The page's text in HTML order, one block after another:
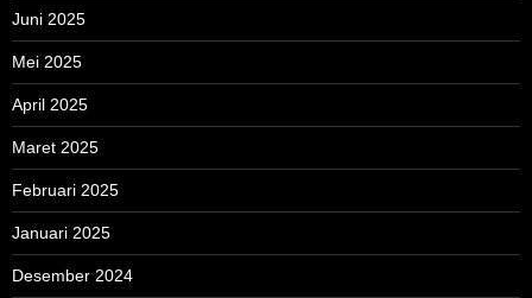
Juni 2025
Mei 2025
April 2025
Maret 2025
Februari 2025
Januari 2025
Desember 2024